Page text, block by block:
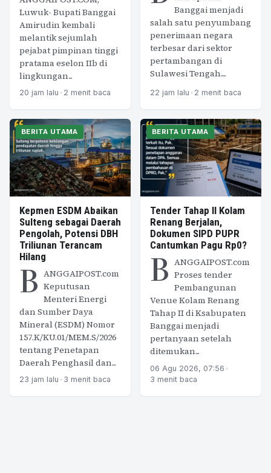
Luwuk- Bupati Banggai
Amirudin kembali
melantik sejumlah
pejabat pimpinan tinggi
pratama eselon IIb di
lingkungan...
20 jam lalu • 2 menit baca
Banggai menjadi
salah satu penyumbang
penerimaan negara
terbesar dari sektor
pertambangan di
Sulawesi Tengah....
22 jam lalu • 2 menit baca
BERITA UTAMA
Kepmen ESDM Abaikan
Sulteng sebagai Daerah
Pengolah, Potensi DBH
Triliunan Terancam
Hilang
B ANGGAIPOST.com
Keputusan
Menteri Energi
dan Sumber Daya
Mineral (ESDM) Nomor
157.K/KU.01/MEM.S/2026
tentang Penetapan
Daerah Penghasil dan...
23 jam lalu • 3 menit baca
BERITA UTAMA
Tender Tahap II Kolam
Renang Berjalan,
Dokumen SIPD PUPR
Cantumkan Pagu Rp0?
B ANGGAIPOST.com
Proses tender
Pembangunan
Venue Kolam Renang
Tahap II di Ksabupaten
Banggai menjadi
pertanyaan setelah
ditemukan...
06 Agu 2026, 07:56 •
3 menit baca